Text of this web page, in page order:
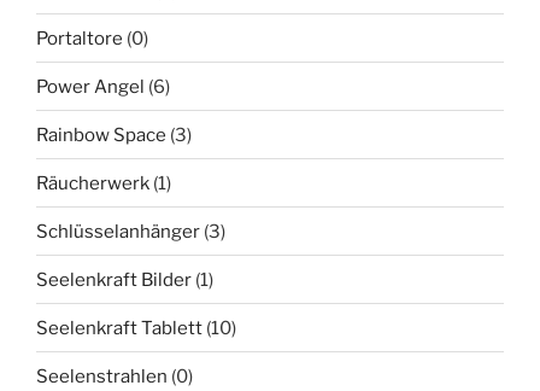
Portaltore (0)
Power Angel (6)
Rainbow Space (3)
Räucherwerk (1)
Schlüsselanhänger (3)
Seelenkraft Bilder (1)
Seelenkraft Tablett (10)
Seelenstrahlen (0)